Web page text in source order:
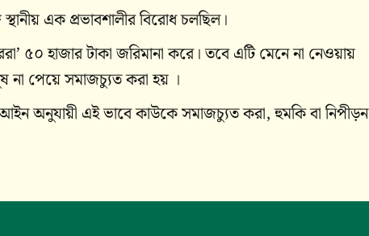
এক প্রভাবশালীর বিরোধ চলছিল।
৫০ হাজার টাকা জরিমানা করে। তবে এটি মেনে না নেওয়ায়
না পেয়ে সমাজচ্যুত করা হয় ।
অনুযায়ী এই ভাবে কাউকে সমাজচ্যুত করা, হুমকি বা নিপীড়ন